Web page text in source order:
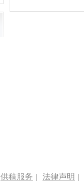
供稿服务 | 法律声明 |